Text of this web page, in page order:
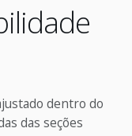
dentro do
das seções